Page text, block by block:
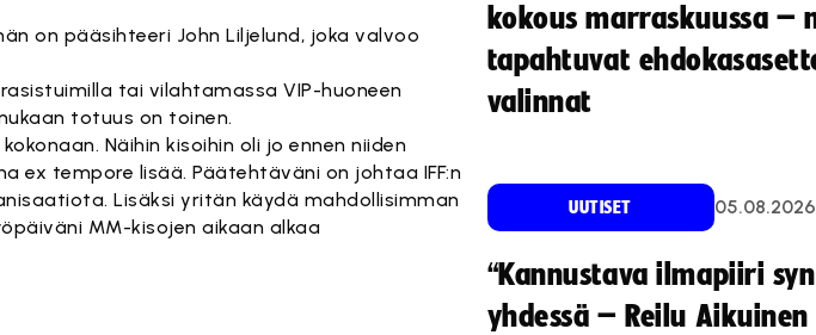
on pääsihteeri John Liljelund, joka valvoo
tai vilahtamassa VIP-huoneen
totuus on toinen.
Näihin kisoihin oli jo ennen niiden
ex tempore lisää. Päätehtäväni on johtaa IFF:n
Lisäksi yritän käydä mahdollisimman
MM-kisojen aikaan alkaa
kokous marraskuussa –
tapahtuvat
valinnat
UUTISET 05.08.2026
“Kannustava ilmapiiri
yhdessä – Reilu